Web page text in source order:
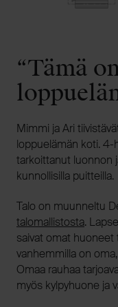
“Tämä
Mimmi ja Ari
loppuelämän koti.
tarkoittanut luonnon
kunnollisilla puitteilla.
Talo on muunneltu
talomallistosta.
saivat omat huoneet
vanhemmilla on
Omaa rauhaa
myös kylpyhuone ja